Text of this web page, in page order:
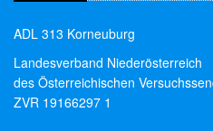
ADL 313 Korneuburg
Landesverband Niederösterreich
des Österreichischen
ZVR 19166297 1